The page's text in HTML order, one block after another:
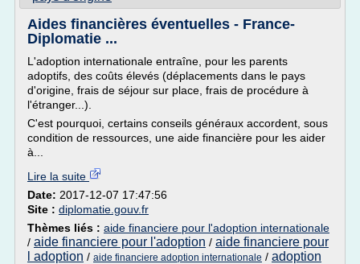
Aides financières éventuelles - France-
Diplomatie ...
L'adoption internationale entraîne, pour les parents
adoptifs, des coûts élevés (déplacements dans le pays
d'origine, frais de séjour sur place, frais de procédure à
l'étranger...).
C'est pourquoi, certains conseils généraux accordent, sous
condition de ressources, une aide financière pour les aider
à...
Lire la suite
Date: 2017-12-07 17:47:56
Site : diplomatie.gouv.fr
Thèmes liés : aide financiere pour l'adoption internationale
/ aide financiere pour l'adoption / aide financiere pour
l adoption / aide financiere adoption internationale / adoption